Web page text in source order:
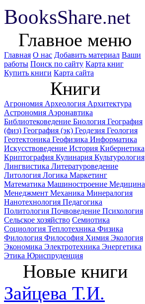
BooksShare.net
Главное меню
Главная О нас Добавить материал Ваши
работы Поиск по сайту Карта книг
Купить книги Карта сайта
Книги
Агрономия Археология Архитектура
Астрономия Аэронавтика
Библиотековедение Биология География
(физ) География (эк) Геодезия Геология
Геотектоника Геофизика Информатика
Искусствоведение История Кибернетика
Криптография Кулинария Культурология
Лингвистика Литературоведение
Литология Логика Маркетинг
Математика Машиностроение Медицина
Менеджмент Механика Минералогия
Нанотехнология Педагогика
Политология Почвоведение Психология
Сельское хозяйство Семиотика
Социология Теплотехника Физика
Филология Философия Химия Экология
Экономика Электротехника Энергетика
Этика Юриспруденция
Новые книги
Зайцева Т.И.